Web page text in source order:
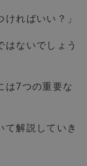
ればいい？」
はないでしょう
は7つの重要な
て解説していき